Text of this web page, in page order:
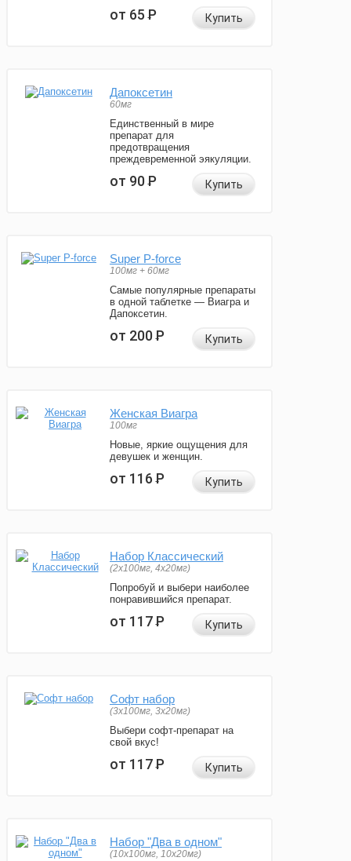
от 65Р Купить
Дапоксетин
60мг
Единственный в мире
препарат для
предотвращения
преждевременной эякуляции.
от 90Р Купить
Super P-force
100мг + 60мг
Самые популярные препараты
в одной таблетке — Виагра и
Дапоксетин.
от 200Р Купить
Женская Виагра
100мг
Новые, яркие ощущения для
девушек и женщин.
от 116Р Купить
Набор Классический
(2x100мг, 4x20мг)
Попробуй и выбери наиболее
понравившийся препарат.
от 117Р Купить
Софт набор
(3x100мг, 3x20мг)
Выбери софт-препарат на
свой вкус!
от 117Р Купить
Набор "Два в одном"
(10x100мг, 10x20мг)